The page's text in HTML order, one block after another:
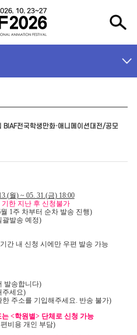
전국학생만화·애니메이션대전/공모
월) ~ 05. 31.(금) 18:00
기한 지난 후 신청불가
월 1주 차부터 순차 발송 진행)
괄발송 예정)
간 내 신청 시에만 우편 발송 가능
발송합니다)
주세요)
주소를 기입해주세요. 반송 불가)
는 <학원별> 단체로 신청 가능
비용 개인 부담)